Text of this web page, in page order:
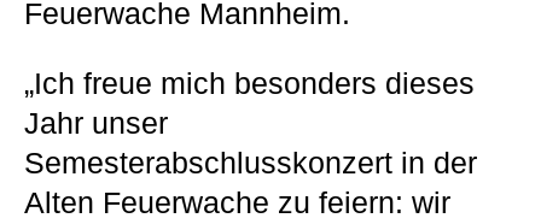
Feuerwache Mannheim.
„Ich freue mich besonders dieses
Jahr unser
Semesterabschlusskonzert in der
Alten Feuerwache zu feiern: wir